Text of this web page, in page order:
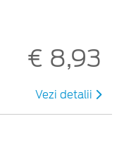
€ 8,93
Vezi detalii